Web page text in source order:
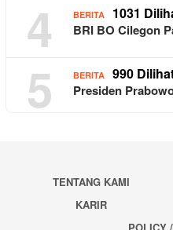
4 BERITA 1031
BRI BO Cilegon
5 BERITA 990
Presiden
TENTANG KAMI
KARIR